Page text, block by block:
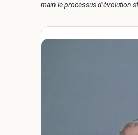
main le processus d’évolution